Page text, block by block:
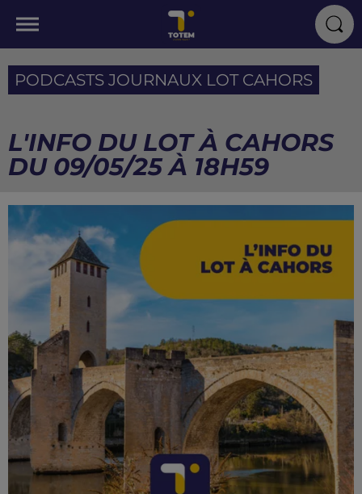
PODCASTS JOURNAUX LOT CAHORS
L'INFO DU LOT À CAHORS
DU 09/05/25 À 18H59